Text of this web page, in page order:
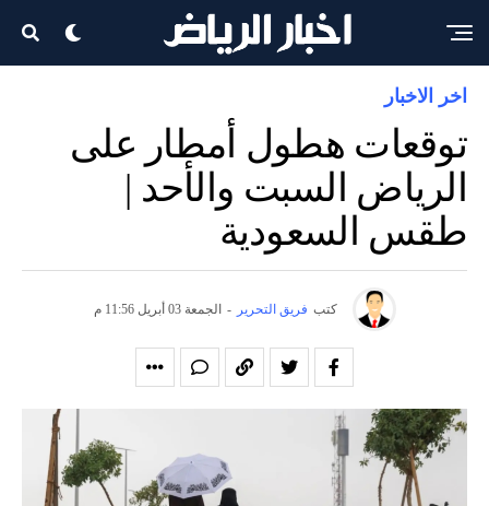
اخر الاخبار
توقعات هطول أمطار على
الرياض السبت والأحد |
طقس السعودية
كتب فريق التحرير - الجمعة 03 أبريل 11:56 م